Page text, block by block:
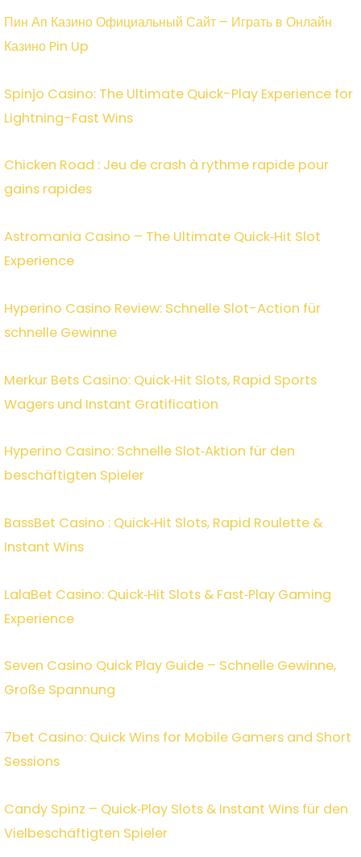
Пин Ап Казино Официальный Сайт – Играть в Онлайн
Казино Pin Up
Spinjo Casino: The Ultimate Quick-Play Experience for
Lightning-Fast Wins
Chicken Road : Jeu de crash à rythme rapide pour
gains rapides
Astromania Casino – The Ultimate Quick‑Hit Slot
Experience
Hyperino Casino Review: Schnelle Slot-Action für
schnelle Gewinne
Merkur Bets Casino: Quick‑Hit Slots, Rapid Sports
Wagers und Instant Gratification
Hyperino Casino: Schnelle Slot‑Aktion für den
beschäftigten Spieler
BassBet Casino : Quick‑Hit Slots, Rapid Roulette &
Instant Wins
LalaBet Casino: Quick‑Hit Slots & Fast‑Play Gaming
Experience
Seven Casino Quick Play Guide – Schnelle Gewinne,
Große Spannung
7bet Casino: Quick Wins for Mobile Gamers and Short
Sessions
Candy Spinz – Quick‑Play Slots & Instant Wins für den
Vielbeschäftigten Spieler